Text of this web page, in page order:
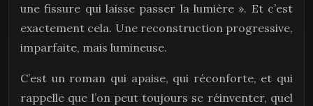
une fissure qui laisse passer la lumière ». Et c’est
exactement cela. Une reconstruction progressive,
imparfaite, mais lumineuse.
C’est un roman qui apaise, qui réconforte, et qui
rappelle que l’on peut toujours se réinventer, quel